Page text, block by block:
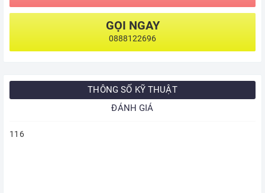
GỌI NGAY
0888122696
THÔNG SỐ KỸ THUẬT
ĐÁNH GIÁ
116